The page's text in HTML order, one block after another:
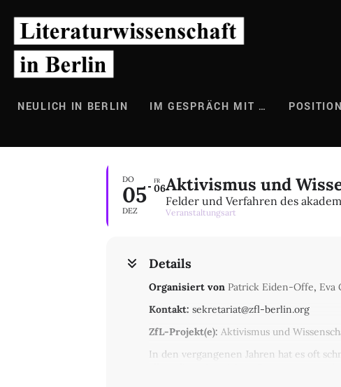
Inhalt
springen
NEULICH IN BERLIN IM GESPRÄCH MIT …
DO
05
DEZ
FR
06Aktivismus und
Felder und Verfahren des
Veranstaltungsart
Details
Organisiert von Patrick Eiden-Offe, Eva
Kontakt: sekretariat@zfl-berlin.org
ZfL-Projekt(e): Aktivismus und
In den vergangenen Jahren hat es oft